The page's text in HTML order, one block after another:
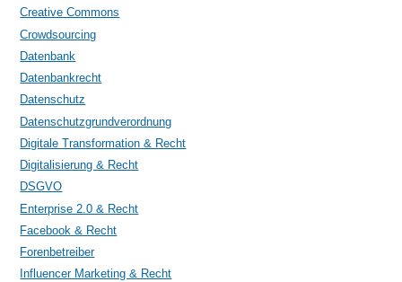
Creative Commons
Crowdsourcing
Datenbank
Datenbankrecht
Datenschutz
Datenschutzgrundverordnung
Digitale Transformation & Recht
Digitalisierung & Recht
DSGVO
Enterprise 2.0 & Recht
Facebook & Recht
Forenbetreiber
Influencer Marketing & Recht